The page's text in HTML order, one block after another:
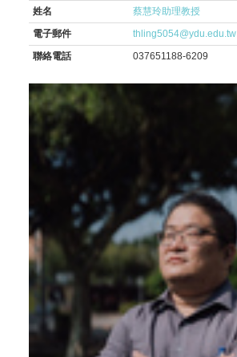
姓名
蔡慧玲助理教授
電子郵件
thling5054@ydu.edu.tw
聯絡電話
037651188-6209